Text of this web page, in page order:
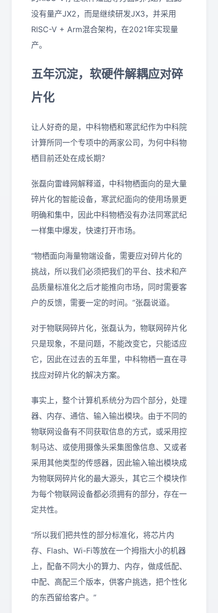
没有量产JX2，而是继续研发JX3，并采用
RISC-V + Arm混合架构，在2021年实现量
产。
五年沉淀，软硬件解耦应对碎
片化
让人好奇的是，中科物栖和寒武纪作为中科院
计算所同一个专项中的两家公司，为何中科物
栖目前还处在成长期？
张磊向雷峰网解释道，中科物栖面向的是大量
碎片化的智能设备，寒武纪面向的使用场景更
明确和集中，因此中科物栖没有办法同寒武纪
一样集中爆发，快速打开市场。
“物栖面向海量物端设备，需要应对碎片化的
挑战，所以我们必须把我们的平台、技术和产
品质量标准化之后才能推向市场，同时需要客
户的反馈，需要一定的时间。”张磊说道。
对于物联网碎片化，张磊认为，物联网碎片化
只是现象，不是问题，不能改变它，只能适应
它，因此在过去的五年里，中科物栖一直在寻
找应对碎片化的解决方案。
事实上，整个计算机系统分为四个部分，处理
器、内存、通信、输入输出模块。由于不同的
物联网设备有不同获取信息的方式，或采用控
制马达、或使用摄像头采集图像信息、又或者
采用其他类型的传感器，因此输入输出模块成
为物联网碎片化的最大源头，其它三个模块作
为每个物联网设备都必须拥有的部分，存在一
定共性。
“所以我们把共性的部分标准化，将芯片内
存、Flash、Wi-Fi等放在一个拇指大小的机器
上，配备不同大小的算力、内存，做成低配、
中配、高配三个版本，供客户挑选，把个性化
的东西留给客户。”